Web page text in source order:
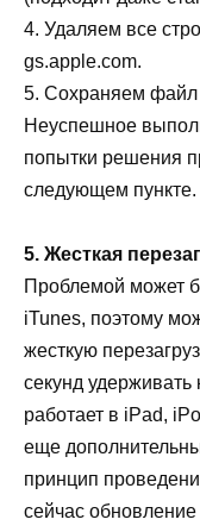
4. Удаляем все
gs.apple.com.
5. Сохраняем файл
Неуспешное
попытки решения
следующем пункте.
5. Жесткая
Проблемой может
iTunes, поэтому
жесткую
секунд
работает в iPad,
еще
принцип
сейчас обновление